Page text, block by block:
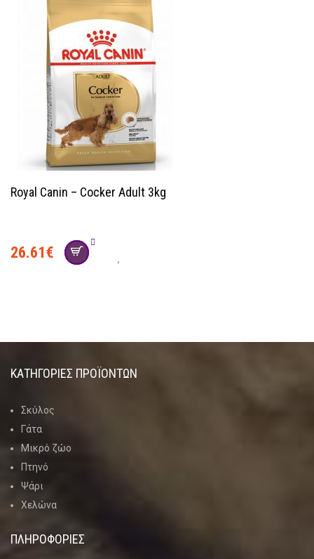
Royal Canin – Cocker Adult 3kg
26.61€
ΚΑΤΗΓΟΡΊΕΣ ΠΡΟΪΌΝΤΩΝ
Σκύλος
Γάτα
Μικρό ζώο
Πτηνό
Ψάρι
Χελώνα
ΠΛΗΡΟΦΟΡΙΕΣ